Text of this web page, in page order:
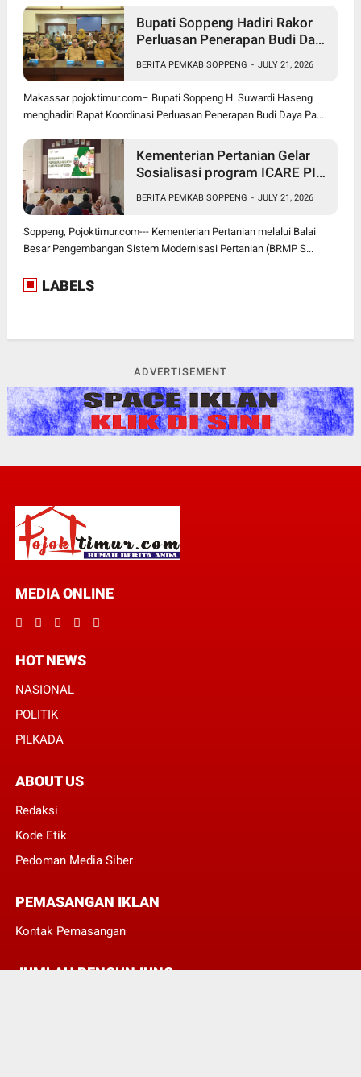
Bupati Soppeng Hadiri Rakor
Perluasan Penerapan Budi Daya
BERITA PEMKAB SOPPENG - JULY 21, 2026
Makassar pojoktimur.com– Bupati Soppeng H. Suwardi Haseng
menghadiri Rapat Koordinasi Perluasan Penerapan Budi Daya Pa...
Kementerian Pertanian Gelar
Sosialisasi program ICARE PIU
BERITA PEMKAB SOPPENG - JULY 21, 2026
Soppeng, Pojoktimur.com--- Kementerian Pertanian melalui Balai
Besar Pengembangan Sistem Modernisasi Pertanian (BRMP S...
LABELS
ADVERTISEMENT
MEDIA ONLINE
HOT NEWS
NASIONAL
POLITIK
PILKADA
ABOUT US
Redaksi
Kode Etik
Pedoman Media Siber
PEMASANGAN IKLAN
Kontak Pemasangan
JUMLAH PENGUNJUNG